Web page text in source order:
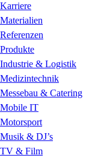
Karriere
Materialien
Referenzen
Produkte
Industrie & Logistik
Medizintechnik
Messebau & Catering
Mobile IT
Motorsport
Musik & DJ’s
TV & Film